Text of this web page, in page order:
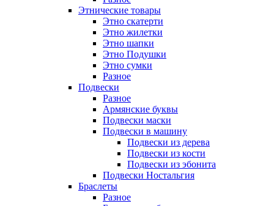
Этнические товары
Этно скатерти
Этно жилетки
Этно шапки
Этно Подушки
Этно сумки
Разное
Подвески
Разное
Армянские буквы
Подвески маски
Подвески в машину
Подвески из дерева
Подвески из кости
Подвески из эбонита
Подвески Ностальгия
Браслеты
Разное